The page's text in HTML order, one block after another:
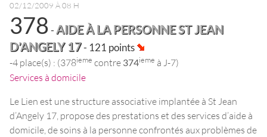
02/12/2009 À 08 H
378-AIDE À LA PERSONNE ST JEAN
D’ANGELY 17- 121 points
-4 place(s) : (378ieme contre 374ieme à J-7)
Services à domicile
Le Lien est une structure associative implantée à St Jean
d’Angely 17, propose des prestations et des services d’aide à
domicile, de soins à la personne confrontés aux problèmes de